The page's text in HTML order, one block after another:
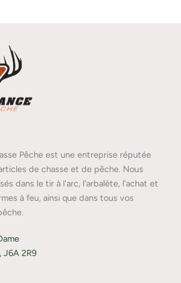
Pêche est une entreprise réputée
de chasse et de pêche. Nous
dans le tir à l'arc, l'arbalète, l'achat et
à feu, ainsi que dans tous vos
J6A 2R9